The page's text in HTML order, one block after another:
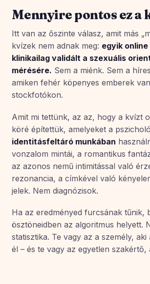
Mennyire pontos ez a
Itt van az őszinte válasz, amit más
kvízek nem adnak meg: egyik
klinikailag validált a szexuális
mérésére. Sem a miénk. Sem a
amiken fehér köpenyes emberek
stockfotókon.
Amit mi tettünk, az az, hogy a kvízt
köré építettük, amelyeket a
identitásfeltáró munkában
vonzalom mintái, a romantikus
az azonos nemű intimitással való
rezonancia, a címkével való
jelek. Nem diagnózisok.
Ha az eredményed furcsának tűnik,
ösztöneidben az algoritmus helyett.
statisztika. Te vagy az a személy, aki
él – és te vagy az egyetlen szakértő,